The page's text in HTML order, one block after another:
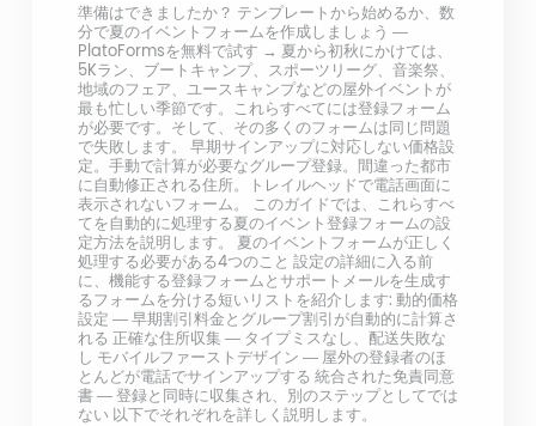
準備はできましたか？ テンプレートから始めるか、数
分で夏のイベントフォームを作成しましょう —
PlatoFormsを無料で試す → 夏から初秋にかけては、
5Kラン、ブートキャンプ、スポーツリーグ、音楽祭、
地域のフェア、ユースキャンプなどの屋外イベントが
最も忙しい季節です。これらすべてには登録フォーム
が必要です。そして、その多くのフォームは同じ問題
で失敗します。 早期サインアップに対応しない価格設
定。手動で計算が必要なグループ登録。間違った都市
に自動修正される住所。トレイルヘッドで電話画面に
表示されないフォーム。 このガイドでは、これらすべ
てを自動的に処理する夏のイベント登録フォームの設
定方法を説明します。 夏のイベントフォームが正しく
処理する必要がある4つのこと 設定の詳細に入る前
に、機能する登録フォームとサポートメールを生成す
るフォームを分ける短いリストを紹介します: 動的価格
設定 — 早期割引料金とグループ割引が自動的に計算さ
れる 正確な住所収集 — タイプミスなし、配送失敗な
し モバイルファーストデザイン — 屋外の登録者のほ
とんどが電話でサインアップする 統合された免責同意
書 — 登録と同時に収集され、別のステップとしてでは
ない 以下でそれぞれを詳しく説明します。